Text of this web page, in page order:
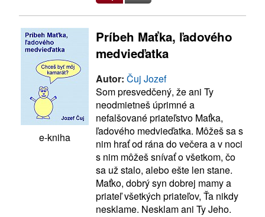
e-kniha
Príbeh Maťka, ľadového
medvieďatka
Autor: Čuj Jozef
Som presvedčený, že ani Ty
neodmietneš úprimné a
nefalšované priateľstvo Maťka,
ľadového medvieďatka. Môžeš sa s
nim hrať od rána do večera a v noci
s nim môžeš snívať o všetkom, čo
sa už stalo, alebo ešte len stane.
Maťko, dobrý syn dobrej mamy a
priateľ všetkých priateľov, Ťa nikdy
nesklame. Nesklam ani Ty Jeho.